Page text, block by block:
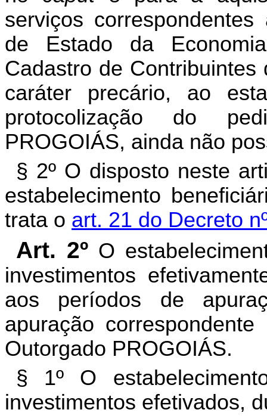
serviços
de Estado da
Cadastro de
caráter precário, ao
protocolização do
PROGOIÁS, ainda não
§ 2º O disposto neste
estabelecimento
trata o art. 21 do Decreto
Art. 2ºO
investimentos
aos períodos de
apuração
Outorgado PROGOIÁS.
§ 1º O
investimentos efetivados,